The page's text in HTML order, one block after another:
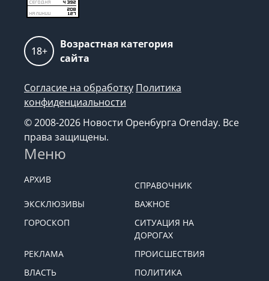
18+
Возрастная категория
сайта
Согласие на обработку Политика
конфиденциальности
© 2008-2026 Новости Оренбурга Orenday. Все
права защищены.
Меню
АРХИВ
СПРАВОЧНИК
ЭКСКЛЮЗИВЫ
ВАЖНОЕ
ГОРОСКОП
СИТУАЦИЯ НА
ДОРОГАХ
РЕКЛАМА
ПРОИСШЕСТВИЯ
ВЛАСТЬ
ПОЛИТИКА